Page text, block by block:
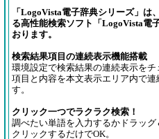
「LogoVista電子辞典シリーズ」は
る高性能検索ソフト「LogoVista電
おります。
検索結果項目の連続表示機能搭載
環境設定で検索結果の連続表示を
項目と内容を本文表示エリア内で
す。
クリック一つでラクラク検索！
調べたい単語を入力するかドラッ
クリックするだけでOK。